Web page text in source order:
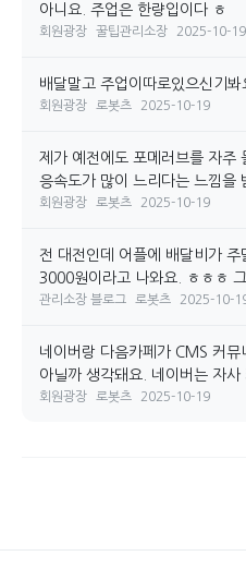
아니요. 주업은 한량입이다 ㅎ
회원광장 꿀팁관리소장 2025-10-19
배달말고 주업이따로있으신기봐
회원광장 로봇츠 2025-10-19
제가 예전에도 포메러브를 자주
응속도가 많이 느리다는 느낌을
회원광장 로봇츠 2025-10-19
전 대전인데 어플에 배달비가
3000원이라고 나와요. ㅎㅎㅎ
관리소장 블로그 로봇츠 2025-10-
네이버랑 다음카페가 CMS 커뮤
아닐까 생각돼요. 네이버는 자사
회원광장 로봇츠 2025-10-19